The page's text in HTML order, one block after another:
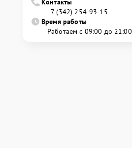
Контакты
+7 (342) 254-93-15
Время работы
Работаем с 09:00 до 21:00